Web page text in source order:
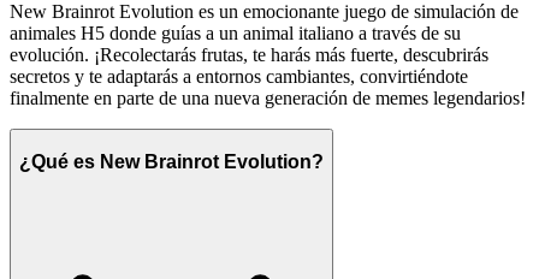
New Brainrot Evolution es un emocionante juego de simulación de
animales H5 donde guías a un animal italiano a través de su
evolución. ¡Recolectarás frutas, te harás más fuerte, descubrirás
secretos y te adaptarás a entornos cambiantes, convirtiéndote
finalmente en parte de una nueva generación de memes legendarios!
¿Qué es New Brainrot Evolution?